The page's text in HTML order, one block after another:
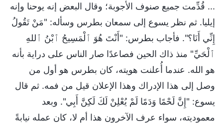
... قُدِّمت جميع صنوف الأجوبة؛ وقال البعض إنه يوحنا وإنه
إيليا. ثم نظر يسوع إلى سمعان بطرس وسأله: "مَنْ تَقُولُ
إِنِّي أَنَا؟". فأجاب بطرس: "أَنْتَ هُوَ ٱلْمَسِيحُ ٱبْنُ ٱللهِ
ٱلْحَيِّ" منذ ذاك الحين فصاعدًا صار الناس على دراية بأنه
هو الله. عندما أُعلنت هويته، كان بطرس هو أول من
وصل إلى هذا الإدراك وهذا الإعلان قيل من فمه. ثم قال
يسوع: "إِنَّ لَحْمًا وَدَمًا لَمْ يُعْلِنْ لَكَ لَكِنَّ أَبِي". وبعد
معموديته، سواء عرف الآخرون هذا أم لا، كان عمله نيابةً